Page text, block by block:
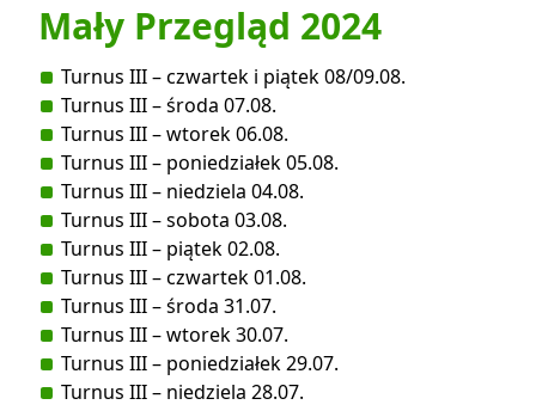
Mały Przegląd 2024
Turnus III – czwartek i piątek 08/09.08.
Turnus III – środa 07.08.
Turnus III – wtorek 06.08.
Turnus III – poniedziałek 05.08.
Turnus III – niedziela 04.08.
Turnus III – sobota 03.08.
Turnus III – piątek 02.08.
Turnus III – czwartek 01.08.
Turnus III – środa 31.07.
Turnus III – wtorek 30.07.
Turnus III – poniedziałek 29.07.
Turnus III – niedziela 28.07.